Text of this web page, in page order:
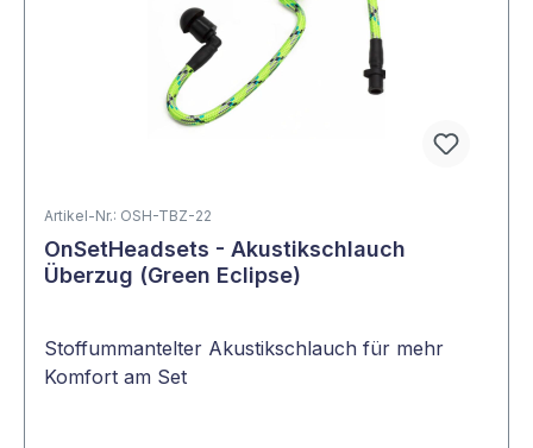
Artikel-Nr.: OSH-TBZ-22
OnSetHeadsets - Akustikschlauch
Überzug (Green Eclipse)
Stoffummantelter Akustikschlauch für mehr
Komfort am Set